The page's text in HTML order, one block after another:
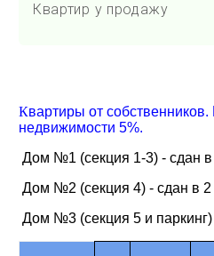
Квартир у продажу
Квартиры от
недвижимости 5%.
Дом №1 (секция 1-3) - сдан в
Дом №2 (секция 4) - сдан в 2
Дом №3 (секция 5 и паркинг)